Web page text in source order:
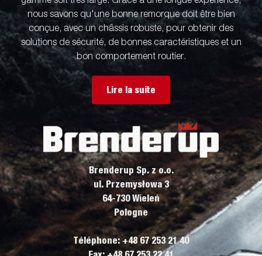
nous savons qu'une bonne remorque doit être bien
conçue, avec un châssis robuste, pour obtenir des
solutions de sécurité, de bonnes caractéristiques et un
bon comportement routier.
Lire la suite
Brenderup Sp. z o.o.
ul. Przemysłowa 3
64-730 Wieleń
Pologne
Téléphone: +48 67 253 21 40